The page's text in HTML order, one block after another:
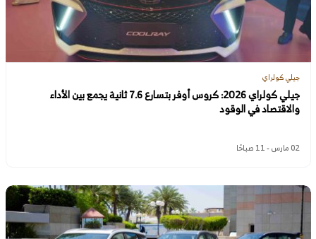
جيلي كولراي
جيلي كولراي 2026: كروس أوفر بتسارع 7.6 ثانية يجمع بين الأداء
والاقتصاد في الوقود
02 مارس - 11 صباحًا